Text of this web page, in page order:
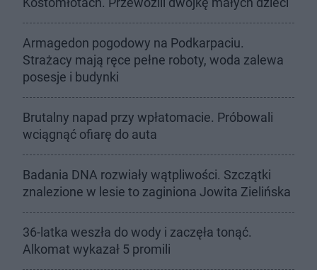
Armagedon pogodowy na Podkarpaciu.
Strażacy mają ręce pełne roboty, woda zalewa
posesje i budynki
Brutalny napad przy wpłatomacie. Próbowali
wciągnąć ofiarę do auta
Badania DNA rozwiały wątpliwości. Szczątki
znalezione w lesie to zaginiona Jowita Zielińska
36-latka weszła do wody i zaczęła tonąć.
Alkomat wykazał 5 promili